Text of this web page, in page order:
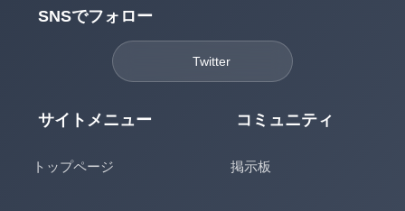
SNSでフォロー
Twitter
サイトメニュー
トップページ
コミュニティ
掲示板